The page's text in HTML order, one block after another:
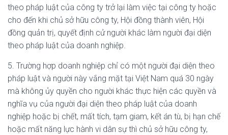
theo pháp luật của công ty trở lại làm việc tại công ty hoặc
cho đến khi chủ sở hữu công ty, Hội đồng thành viên, Hội
đồng quản trị, quyết định cử người khác làm người đại diện
theo pháp luật của doanh nghiệp.
5. Trường hợp doanh nghiệp chỉ có một người đại diện theo
pháp luật và người này vắng mặt tại Việt Nam quá 30 ngày
mà không ủy quyền cho người khác thực hiện các quyền và
nghĩa vụ của người đại diện theo pháp luật của doanh
nghiệp hoặc bị chết, mất tích, tạm giam, kết án tù, bị hạn chế
hoặc mất năng lực hành vi dân sự thì chủ sở hữu công ty,